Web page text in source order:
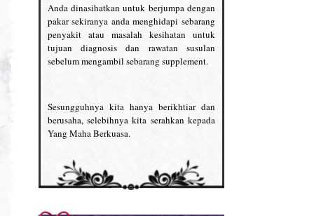
Anda dinasihatkan untuk berjumpa dengan
pakar sekiranya anda menghidapi sebarang
penyakit atau masalah kesihatan untuk
tujuan diagnosis dan rawatan susulan
sebelum mengambil sebarang supplement.
Sesungguhnya kita hanya berikhtiar dan
berusaha, selebihnya kita serahkan kepada
Yang Maha Berkuasa.